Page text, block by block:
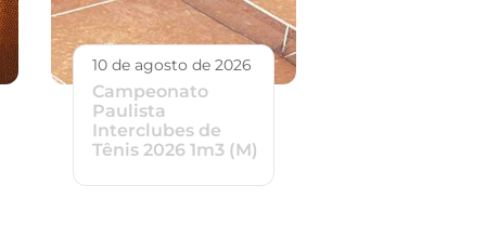
10 de agosto de 2026
Campeonato
Paulista
Interclubes de
Tênis 2026 1m3 (M)